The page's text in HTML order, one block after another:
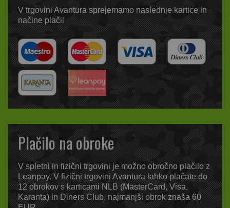
V trgovini Avantura sprejemamo naslednje kartice in
načine plačil
Plačilo na obroke
V spletni in fizični trgovini je možno obročno plačilo z
Leanpay. V fizični trgovini Avantura lahko plačate do
12 obrokov s karticami NLB (MasterCard, Visa,
Karanta) in Diners Club, najmanjši obrok znaša 60